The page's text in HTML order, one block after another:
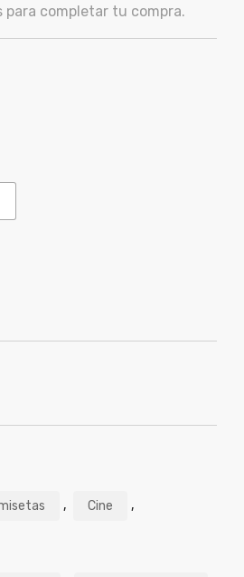
completar tu compra.
, Cine ,